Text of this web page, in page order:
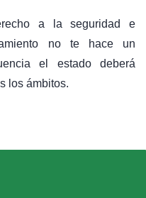
a la seguridad e
no te hace un
el estado deberá
los ámbitos.